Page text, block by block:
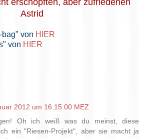
erschöpften, aber zufriedenen
Astrid
von HIER
von HIER
2012 um 16:15:00 MEZ
Oh ich weiß was du meinst, diese
ein "Riesen-Projekt", aber sie macht ja